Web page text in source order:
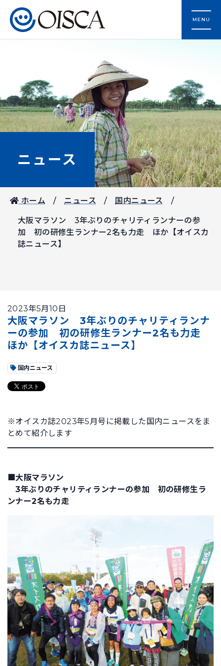
MENU
ニュース
ホーム ニュース 国内ニュース
大阪マラソン 3年ぶりのチャリティランナーの参
加 初の研修生ランナー2名も力走 ほか【オイスカ
誌ニュース】
2023年5月10日
大阪マラソン 3年ぶりのチャリティランナ
ーの参加 初の研修生ランナー2名も力走
ほか【オイスカ誌ニュース】
国内ニュース
※オイスカ誌2023年5月号に掲載した国内ニュースをま
とめて紹介します
■大阪マラソン
3年ぶりのチャリティランナーの参加 初の研修生ラ
ンナー2名も力走